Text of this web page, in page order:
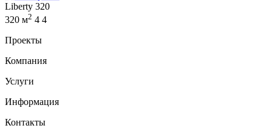
Liberty 320
320 м2 4 4
Проекты
Компания
Услуги
Информация
Контакты